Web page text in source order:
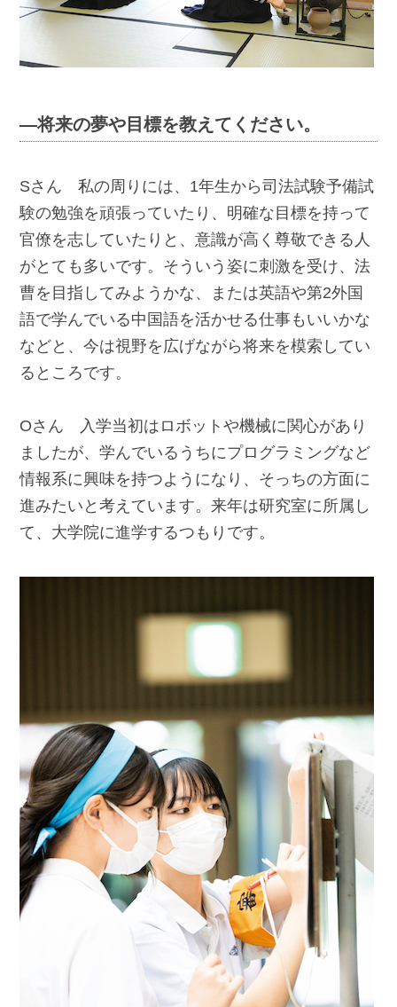
―将来の夢や目標を教えてください。
Sさん 私の周りには、1年生から司法試験予備試
験の勉強を頑張っていたり、明確な目標を持って
官僚を志していたりと、意識が高く尊敬できる人
がとても多いです。そういう姿に刺激を受け、法
曹を目指してみようかな、または英語や第2外国
語で学んでいる中国語を活かせる仕事もいいかな
などと、今は視野を広げながら将来を模索してい
るところです。
Oさん 入学当初はロボットや機械に関心があり
ましたが、学んでいるうちにプログラミングなど
情報系に興味を持つようになり、そっちの方面に
進みたいと考えています。来年は研究室に所属し
て、大学院に進学するつもりです。